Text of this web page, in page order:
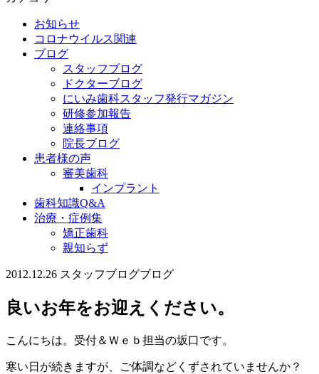
お知らせ
コロナウイルス関連
ブログ
スタッフブログ
ドクターブログ
にいみ歯科スタッフ発行マガジン
研修参加報告
連絡事項
院長ブログ
患者様の声
審美歯科
インプラント
歯科知識Q&A
治療・症例集
矯正歯科
親知らず
2012.12.26 スタッフブログブログ
良いお年をお迎えください。
こんにちは。受付＆Ｗｅｂ担当の坂口です。
寒い日が続きますが、ご体調などくずされていませんか？